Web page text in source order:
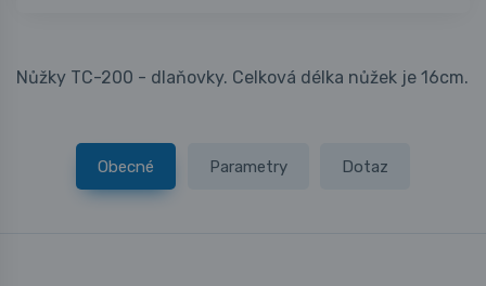
Nůžky TC-200 - dlaňovky. Celková délka nůžek je 16cm.
Obecné Parametry Dotaz